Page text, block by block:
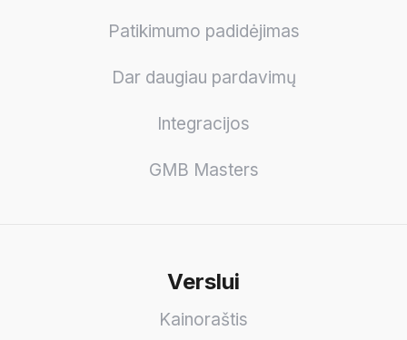
Patikimumo padidėjimas
Dar daugiau pardavimų
Integracijos
GMB Masters
Verslui
Kainoraštis